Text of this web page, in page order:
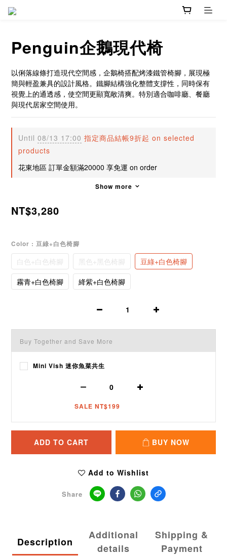
Penguin企鵝現代椅
以俐落線條打造現代空間感，企鵝椅搭配烤漆鐵管椅腳，展現極
簡與輕盈兼具的設計風格。鐵腳結構強化整體支撐性，同時保有
視覺上的通透感，使空間更顯寬敞清爽。特別適合咖啡廳、餐廳
與現代居家空間使用。
Until 08/13 17:00 指定商品結帳9折起 on selected
products
花東地區 訂單金額滿20000 享免運 on order
Show more
NT$3,280
Color : 豆綠+白色椅腳
白色+白色椅腳 黑色+黑色椅腳
豆綠+白色椅腳
霧青+白色椅腳
絳紫+白色椅腳
Buy Together and Save More
Mini Vish 迷你魚菜共生
SALE NT$199
ADD TO CART BUY NOW
Add to Wishlist
Share
Description
Additional
details
Shipping &
Payment